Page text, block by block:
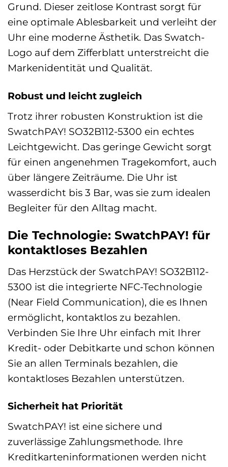
Grund. Dieser zeitlose Kontrast sorgt für
eine optimale Ablesbarkeit und verleiht der
Uhr eine moderne Ästhetik. Das Swatch-
Logo auf dem Zifferblatt unterstreicht die
Markenidentität und Qualität.
Robust und leicht zugleich
Trotz ihrer robusten Konstruktion ist die
SwatchPAY! SO32B112-5300 ein echtes
Leichtgewicht. Das geringe Gewicht sorgt
für einen angenehmen Tragekomfort, auch
über längere Zeiträume. Die Uhr ist
wasserdicht bis 3 Bar, was sie zum idealen
Begleiter für den Alltag macht.
Die Technologie: SwatchPAY! für
kontaktloses Bezahlen
Das Herzstück der SwatchPAY! SO32B112-
5300 ist die integrierte NFC-Technologie
(Near Field Communication), die es Ihnen
ermöglicht, kontaktlos zu bezahlen.
Verbinden Sie Ihre Uhr einfach mit Ihrer
Kredit- oder Debitkarte und schon können
Sie an allen Terminals bezahlen, die
kontaktloses Bezahlen unterstützen.
Sicherheit hat Priorität
SwatchPAY! ist eine sichere und
zuverlässige Zahlungsmethode. Ihre
Kreditkarteninformationen werden nicht